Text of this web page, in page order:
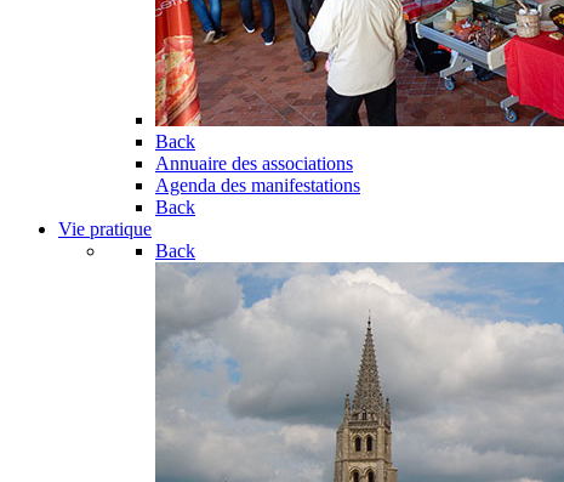
Back
Annuaire des associations
Agenda des manifestations
Back
Vie pratique
Back